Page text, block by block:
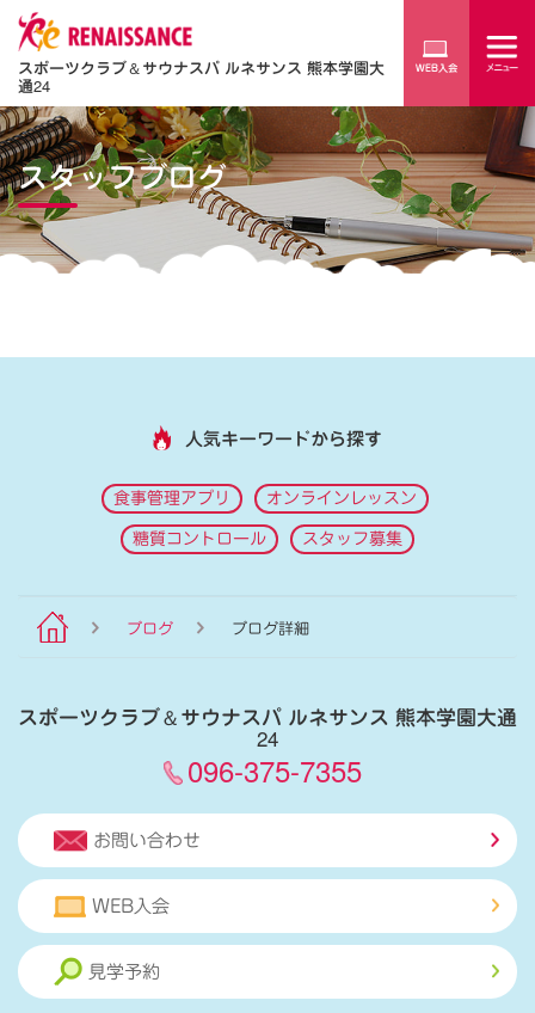
スポーツクラブ＆サウナスパ ルネサンス 熊本学園大
通24
スタッフブログ
人気キーワードから探す
食事管理アプリ オンラインレッスン
糖質コントロール スタッフ募集
ブログ ブログ詳細
スポーツクラブ＆サウナスパ ルネサンス 熊本学園大通
24
096-375-7355
お問い合わせ
WEB入会
見学予約